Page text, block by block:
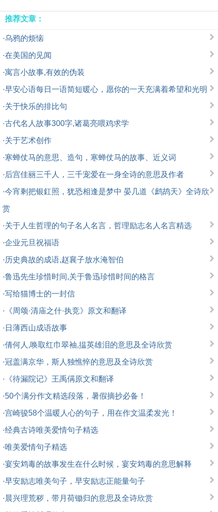
推荐文章：
·乌鸦的烦恼
·在美国的见闻
·寓言小故事,有效的伪装
·早安心语每日一语简短暖心，愿你的一天充满着希望和光明
·关于快乐的排比句
·古代名人故事300字,诸葛亮喂鸡求学
·关于艺术创作
·寒蝉仗马的意思、造句，寒蝉仗马的故事、近义词
·后宫佳丽三千人，三千宠爱在一身全诗的意思及作者
·今宵剩把银釭照，犹恐相逢是梦中 晏几道《鹧鸪天》全诗欣
赏
·关于人生哲理的句子名人名言，哲理励志名人名言精选
·企业元旦祝福语
·历史典故的成语,赵襄子放水淹智伯
·鲁迅先生珍惜时间,关于鲁迅珍惜时间的格言
·写给猫博士的一封信
· 《周颂·清庙之什·执竞》原文和翻译
· 日薄西山成语故事
·倩何人,唤取红巾翠袖,揾英雄泪的意思及全诗欣赏
·冠盖满京华，斯人独憔悴的意思及全诗欣赏
· 《待漏院记》王禹偁原文和翻译
·50个满分作文精选段落，暑假摘抄必备！
·宫崎骏58个温暖人心的句子，用在作文温柔发光！
·经典古诗唯美爱情句子精选
·唯美爱情句子精选
·宴安鸩毒的故事发生在什么时候，宴安鸩毒的意思解释
·早安励志唯美句子，早安励志正能量句子
·晨兴理荒秽，带月荷锄归的意思及全诗欣赏